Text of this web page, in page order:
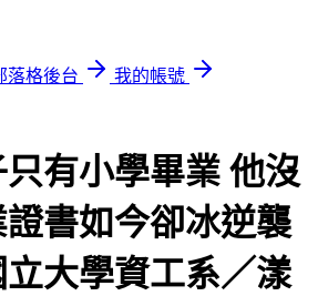
落格後台
我的帳號
有小學畢業 他沒
書如今卻冰逆襲
大學資工系／漾